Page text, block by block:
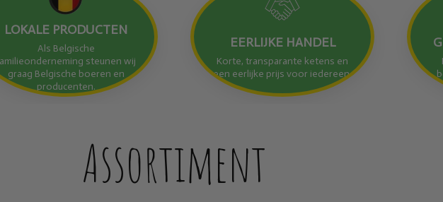
LOKALE PRODUCTEN
Als Belgische
steunen wij
graag Belgische boeren en
producenten.
EERLIJKE HANDEL
Korte, transparante ketens en
een eerlijke prijs voor iedereen.
Assortiment